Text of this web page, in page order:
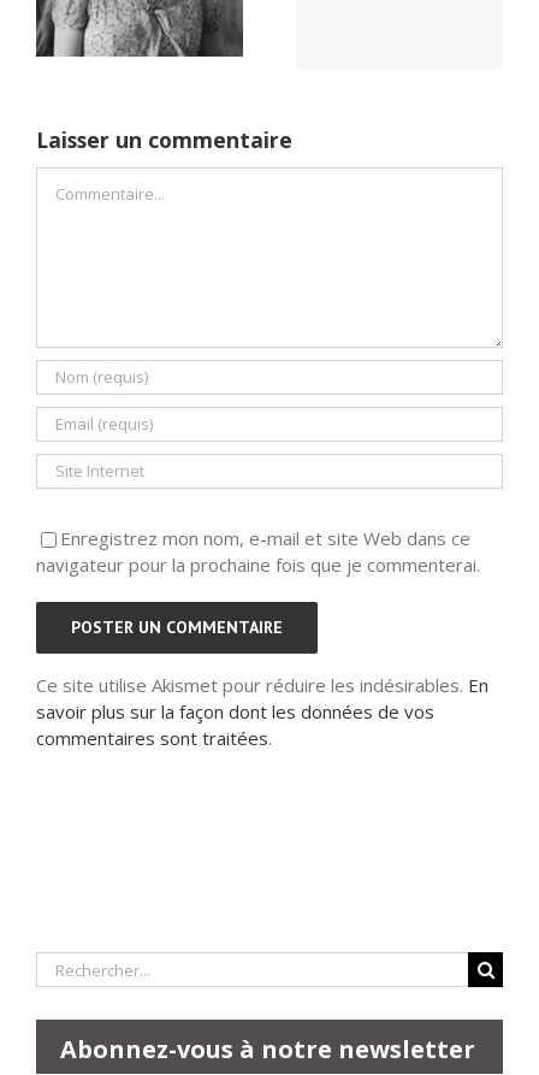
Dreams (1989)
Laisser un commentaire
Enregistrez mon nom, e-mail et site Web dans ce
navigateur pour la prochaine fois que je commenterai.
Ce site utilise Akismet pour réduire les indésirables. En
savoir plus sur la façon dont les données de vos
commentaires sont traitées.
Rechercher:
Abonnez-vous à notre newsletter